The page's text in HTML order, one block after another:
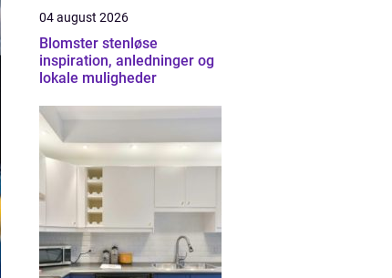
04 august 2026
Blomster stenløse
inspiration, anledninger og
lokale muligheder